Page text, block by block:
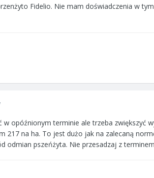
Fidelio. Nie mam doświadczenia w
w opóźnionym terminie ale trzeba zwiększyć
217 na ha. To jest dużo jak na zalecaną
odmian pszeńżyta. Nie przesadzaj z